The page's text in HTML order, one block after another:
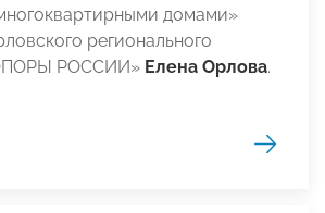
домами»
регионального
РОССИИ» Елена Орлова.